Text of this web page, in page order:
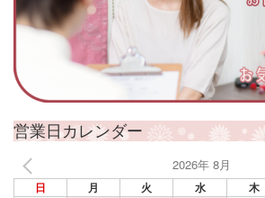
営業日カレンダー
2026年 8月
日 月 火 水 木